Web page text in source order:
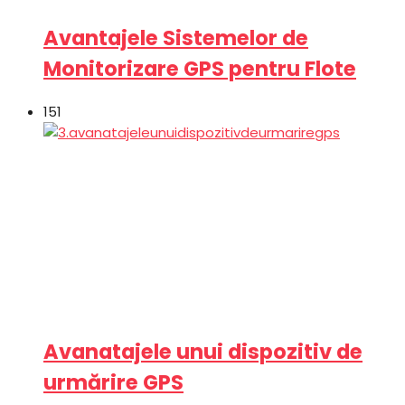
Avantajele Sistemelor de
Monitorizare GPS pentru Flote
151
Avanatajele unui dispozitiv de
urmărire GPS